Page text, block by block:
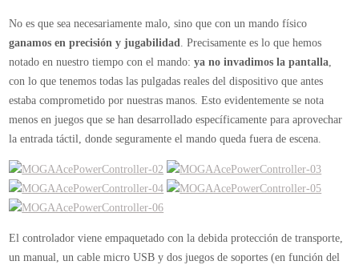
No es que sea necesariamente malo, sino que con un mando físico
ganamos en precisión y jugabilidad . Precisamente es lo que hemos
notado en nuestro tiempo con el mando:ya no invadimos la pantalla
con lo que tenemos todas las pulgadas reales del dispositivo que antes
estaba comprometido por nuestras manos. Esto evidentemente se nota
menos en juegos que se han desarrollado específicamente para aprovechar
la entrada táctil, donde seguramente el mando queda fuera de escena.
El controlador viene empaquetado con la debida protección de transporte,
un manual, un cable micro USB y dos juegos de soportes (en función del